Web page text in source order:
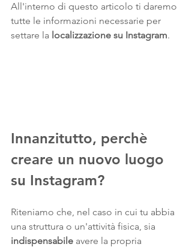
All'interno di questo articolo ti daremo
tutte le informazioni necessarie per
settare la localizzazione su Instagram.
Innanzitutto, perchè
creare un nuovo luogo
su Instagram?
Riteniamo che, nel caso in cui tu abbia
una struttura o un'attività fisica, sia
indispensabile avere la propria